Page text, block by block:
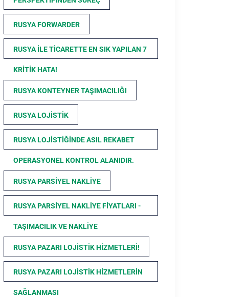
RUSYA FORWARDER
RUSYA ILE TICARETTE EN SIK YAPILAN 7
KRITIK HATA!
RUSYA KONTEYNER TAŞIMACILIĞI
RUSYA LOJISTIK
RUSYA LOJISTIĞINDE ASIL REKABET
OPERASYONEL KONTROL ALANIDIR.
RUSYA PARSIYEL NAKLIYE
RUSYA PARSIYEL NAKLIYE FIYATLARI -
TAŞIMACILIK VE NAKLIYE
RUSYA PAZARI LOJISTIK HIZMETLERI!
RUSYA PAZARI LOJISTIK HIZMETLERIN
SAĞLANMASI